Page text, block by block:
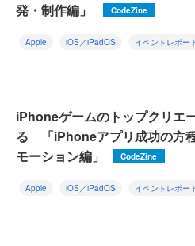
発・制作編」
CodeZine
Apple iOS／iPadOS イベントレポー
iPhoneゲームのトップクリエ
る 「iPhoneアプリ成功の方
モーション編」
CodeZine
Apple iOS／iPadOS イベントレポー